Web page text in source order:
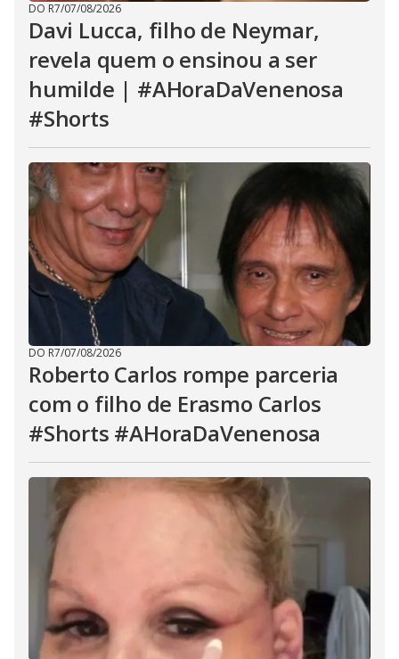
DO R7/07/08/2026
Davi Lucca, filho de Neymar,
revela quem o ensinou a ser
humilde | #AHoraDaVenenosa
#Shorts
DO R7/07/08/2026
Roberto Carlos rompe parceria
com o filho de Erasmo Carlos
#Shorts #AHoraDaVenenosa